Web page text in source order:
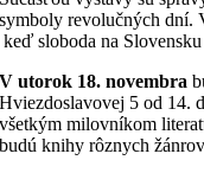
symboly revolučných dní.
keď sloboda na
V utorok 18. novembra
Hviezdoslavovej 5 od 14.
všetkým milovníkom
budú knihy rôznych